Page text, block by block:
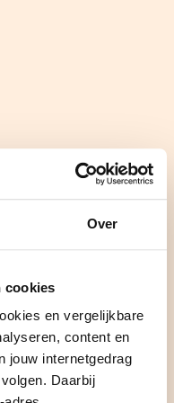
Over
cookies
en vergelijkbare
content en
jouw internetgedrag
Daarbij